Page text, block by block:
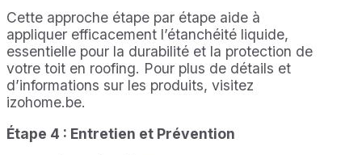
Cette approche étape par étape aide à
appliquer efficacement l’étanchéité liquide,
essentielle pour la durabilité et la protection de
votre toit en roofing. Pour plus de détails et
d’informations sur les produits, visitez
izohome.be.
Étape 4 : Entretien et Prévention